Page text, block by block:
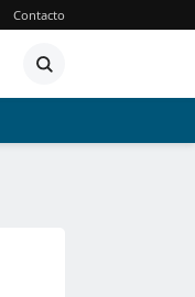
Contacto